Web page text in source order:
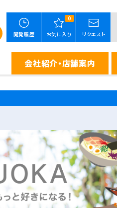
閲覧履歴
0
お気に入り リクエスト
会社紹介・店舗案内